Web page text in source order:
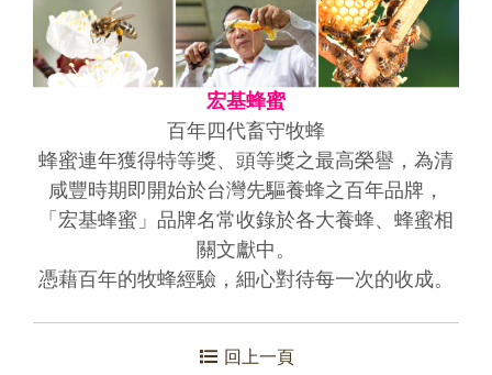
宏基蜂蜜
百年四代畜守牧蜂
蜂蜜連年獲得特等獎、頭等獎之最高榮譽，為清
咸豐時期即開始於台灣先驅養蜂之百年品牌，
「宏基蜂蜜」品牌名常收錄於各大養蜂、蜂蜜相
關文獻中。
憑藉百年的牧蜂經驗，細心對待每一次的收成。
回上一頁